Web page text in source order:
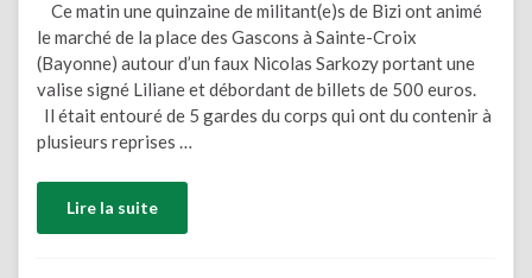
Ce matin une quinzaine de militant(e)s de Bizi ont animé
le marché de la place des Gascons à Sainte-Croix
(Bayonne) autour d’un faux Nicolas Sarkozy portant une
valise signé Liliane et débordant de billets de 500 euros.
Il était entouré de 5 gardes du corps qui ont du contenir à
plusieurs reprises …
Lire la suite